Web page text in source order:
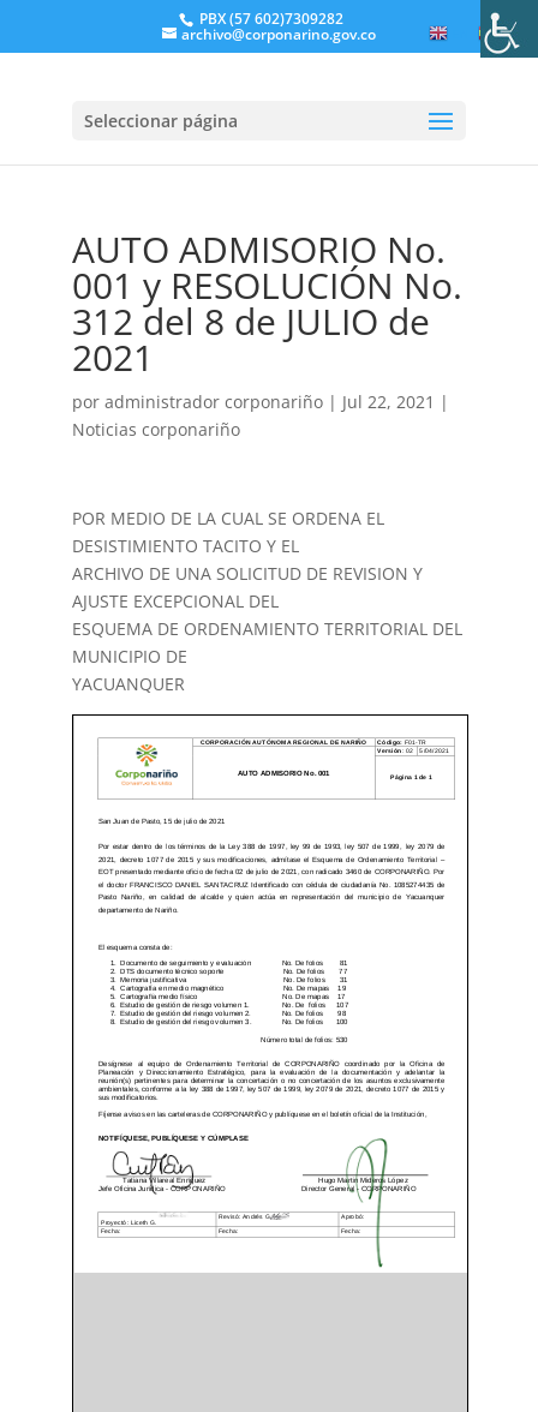
PBX (57 602)7309282
archivo@corponarino.gov.co
Seleccionar página
AUTO ADMISORIO No.
001 y RESOLUCIÓN No.
312 del 8 de JULIO de
2021
por administrador corponariño| Jul 22, 2021 |
Noticias corponariño
POR MEDIO DE LA CUAL SE ORDENA EL
DESISTIMIENTO TACITO Y EL
ARCHIVO DE UNA SOLICITUD DE REVISION Y
AJUSTE EXCEPCIONAL DEL
ESQUEMA DE ORDENAMIENTO TERRITORIAL DEL
MUNICIPIO DE
YACUANQUER
ES